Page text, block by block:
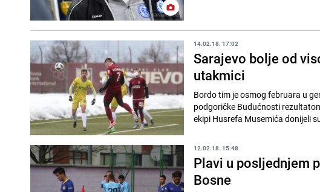
14.02.18. 17:02
Sarajevo bolje od
utakmici
Bordo tim je osmog februara u
podgoričke Budućnosti
ekipi Husrefa Musemića donijeli
12.02.18. 15:48
Plavi u posljednjem
Bosne